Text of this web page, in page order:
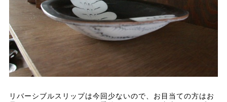
リバーシブルスリップは今回少ないので、お目当ての方はお